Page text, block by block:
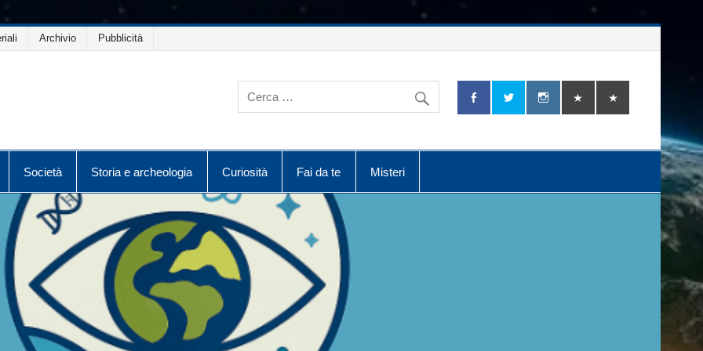
Archivio Pubblicità
Società Storia e archeologia Curiosità Fai da te Misteri